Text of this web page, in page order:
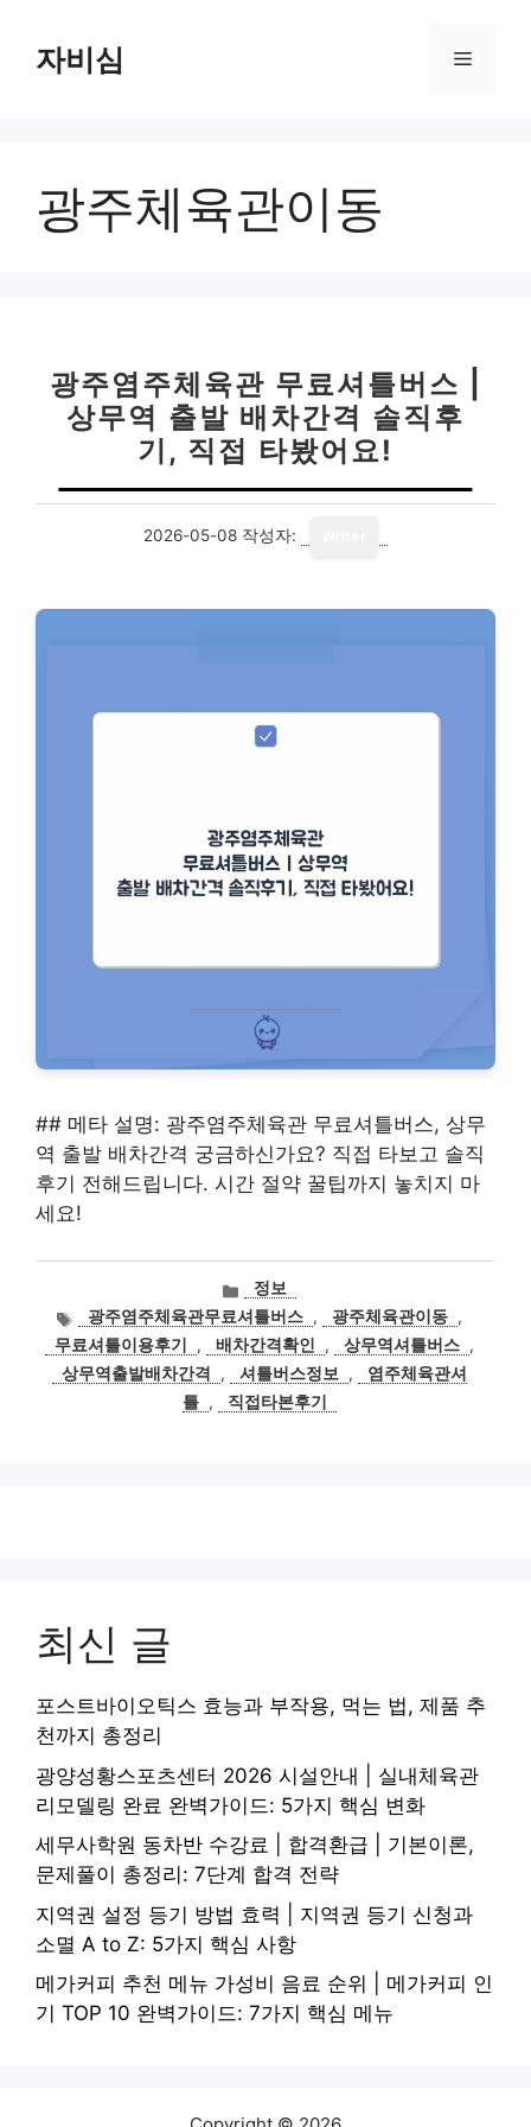
자비심 메
광주체육관이동
광주염주체육관 무료셔틀버스 |
상무역 출발 배차간격 솔직후
기, 직접 타봤어요!
2026-05-08 작성자:
## 메타 설명: 광주염주체육관 무료셔틀버스, 상무
역 출발 배차간격 궁금하신가요? 직접 타보고 솔직
후기 전해드립니다. 시간 절약 꿀팁까지 놓치지 마
세요!
카
테
고
리
정보
태
그
광주염주체육관무료셔틀버스 , 광주체육관이동 ,
무료셔틀이용후기
, 배차간격확인 , 상무역셔틀버스 ,
상무역출발배차간격
, 셔틀버스정보 ,
염주체육관셔
틀 , 직접타본후기
최신 글
포스트바이오틱스 효능과 부작용, 먹는 법, 제품 추
천까지 총정리
광양성황스포츠센터 2026 시설안내 | 실내체육관
리모델링 완료 완벽가이드: 5가지 핵심 변화
세무사학원 동차반 수강료 | 합격환급 | 기본이론,
문제풀이 총정리: 7단계 합격 전략
지역권 설정 등기 방법 효력 | 지역권 등기 신청과
소멸 A to Z: 5가지 핵심 사항
메가커피 추천 메뉴 가성비 음료 순위 | 메가커피 인
기 TOP 10 완벽가이드: 7가지 핵심 메뉴